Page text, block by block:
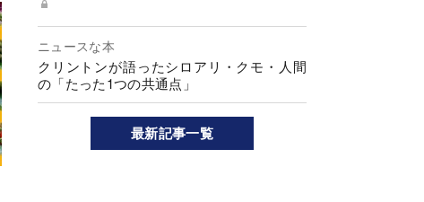
ニュースな本
クリントンが語ったシロアリ・クモ・人間
の「たった1つの共通点」
最新記事一覧